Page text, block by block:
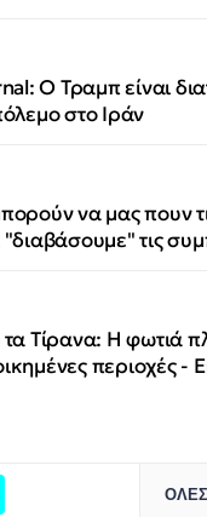
Ο Τραμπ είναι
στο Ιράν
να μας πουν
"διαβάσουμε" τις
τα Τίρανα: Η φωτιά
περιοχές -
ΟΛΕΣ